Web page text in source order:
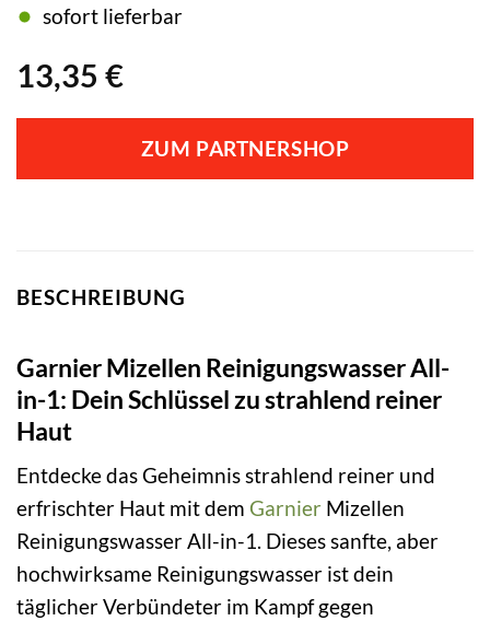
13,35 €
sofort lieferbar
ZUM PARTNERSHOP
BESCHREIBUNG
Garnier Mizellen Reinigungswasser All-
in-1: Dein Schlüssel zu strahlend reiner
Haut
Entdecke das Geheimnis strahlend reiner und
erfrischter Haut mit dem Garnier Mizellen
Reinigungswasser All-in-1. Dieses sanfte, aber
hochwirksame Reinigungswasser ist dein
täglicher Verbündeter im Kampf gegen